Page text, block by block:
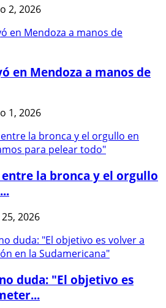
2, 2026
en Mendoza a manos de
1, 2026
entre la bronca y el orgullo
25, 2026
duda: "El objetivo es